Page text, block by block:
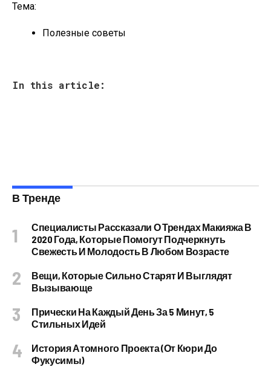
Тема:
Полезные советы
In this article:
В Тренде
Специалисты Рассказали О Трендах Макияжа В
2020 Года, Которые Помогут Подчеркнуть
Свежесть И Молодость В Любом Возрасте
Вещи, Которые Сильно Старят И Выглядят
Вызывающе
Прически На Каждый День За 5 Минут, 5
Стильных Идей
История Атомного Проекта (от Кюри До
Фукусимы)